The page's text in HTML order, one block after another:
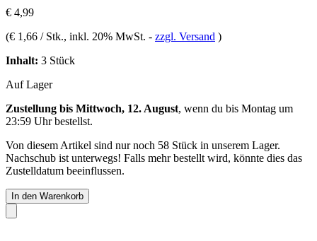
€ 4,99
(€ 1,66 / Stk., inkl. 20% MwSt. - zzgl. Versand )
Inhalt: 3 Stück
Auf Lager
Zustellung bis Mittwoch, 12. August, wenn du bis Montag um
23:59 Uhrbestellst.
Von diesem Artikel sind nur noch 58 Stück in unserem Lager.
Nachschub ist unterwegs! Falls mehr bestellt wird, könnte dies das
Zustelldatum beeinflussen.
In den Warenkorb